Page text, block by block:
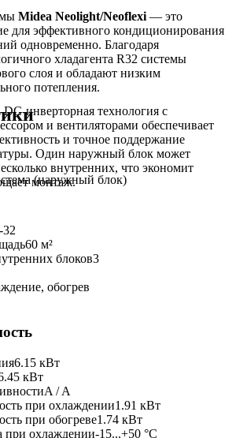
Midea Neolight/Neoflexi — это
для эффективного кондиционирования
одновременно. Благодаря
хладагента R32 системы
слоя и обладают низким
потепления.
инверторная технология с
и вентиляторами обеспечивает
и точное поддержание
Один наружный блок может
внутренних, что экономит
монтаж.
(наружный блок)
32
60 м²
блоков3
обогрев
6.15 кВт
кВт
A / A
при охлаждении1.91 кВт
при обогреве1.74 кВт
при охлаждении-15...+50 °C